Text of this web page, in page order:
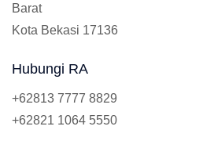
Barat
Kota Bekasi 17136
Hubungi RA
+62813 7777 8829
+62821 1064 5550